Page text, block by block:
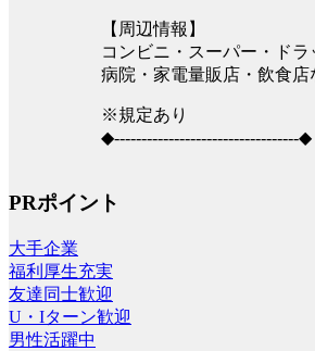
【周辺情報】
コンビニ・スーパー・ドラ
病院・家電量販店・飲食店
※規定あり
◆----------------------------------◆
PRポイント
大手企業
福利厚生充実
友達同士歓迎
U・Iターン歓迎
男性活躍中